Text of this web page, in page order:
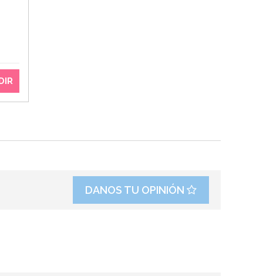
DANOS TU OPINIÓN